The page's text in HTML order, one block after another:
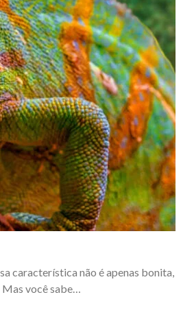
característica não é apenas bonita,
Mas você sabe…